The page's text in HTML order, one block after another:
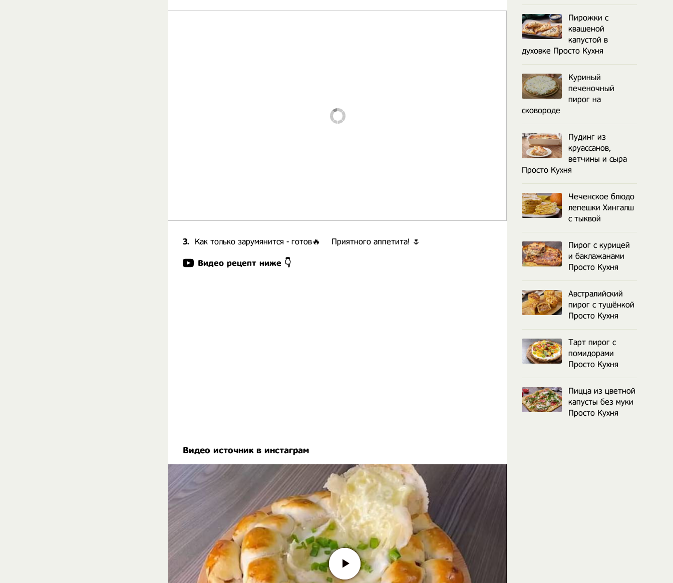
3. Как только зарумянится - готов🔥 ⠀ Приятного аппетита! 🌷
Видео рецепт ниже 👇
Видео источник в инстаграм
Пирожки с
квашеной
капустой в
духовке Просто Кухня
Куриный
печеночный
пирог на
сковороде
Пудинг из
круассанов,
ветчины и сыра
Просто Кухня
Чеченское блюдо
лепешки Хингалш
с тыквой
Пирог с курицей
и баклажанами
Просто Кухня
Австралийский
пирог с тушёнкой
Просто Кухня
Тарт пирог с
помидорами
Просто Кухня
Пицца из цветной
капусты без муки
Просто Кухня